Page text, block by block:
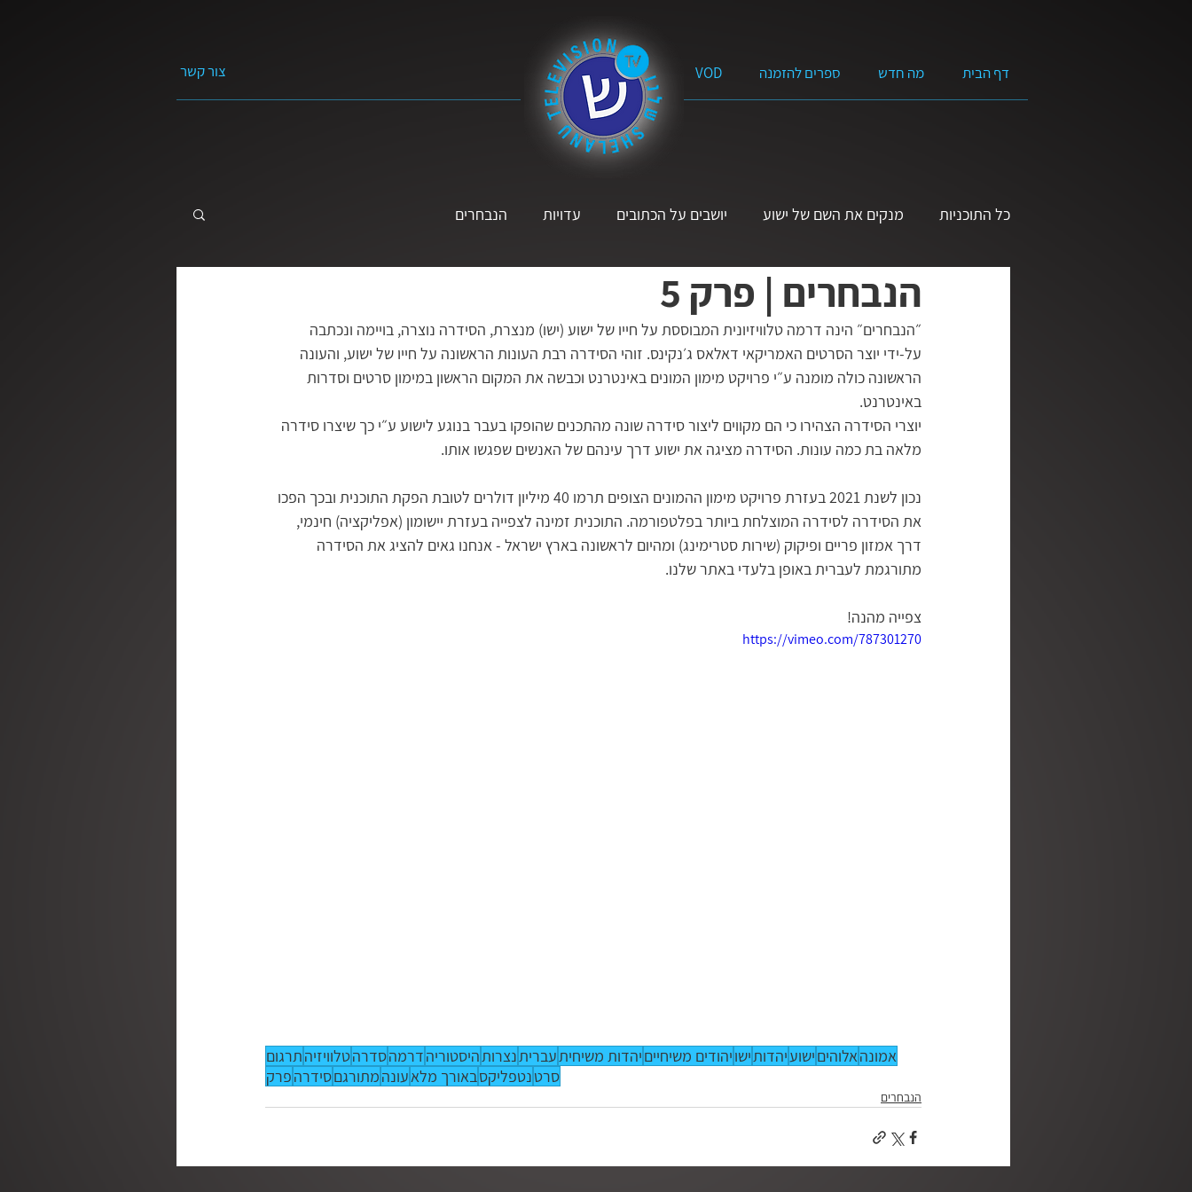
צור קשר דף הבית מה חדש ספרים להזמנה VOD
כל התוכניות מנקים את השם של ישוע יושבים על הכתובים עדויות הנבחרים
שמע ישראל | הרצאות בנושא התנ״ך פרשת השבוע
אמונה מעשית בגובה העיניים על הדרך ל׳ שאלות סרטים באורך מלא מים חיים | ראובן דורון
מלב אל לב מן האסלאם לאמונה בישוע מי הוא המשיח? מים חיים | עם ויקטוריה טרובק חגי ומועדי ישראל
ושכנתי בתוכך | סדנה לריפוי נפשי חוכמת רחוב ישוע היהודי | ד״ר גרשון נראל ליהנות מהחיים | ג׳ויס מאייר
רגע קטן של אמת | עם דליה דרעי משיח וגאולה בפרשות השבוע | רמי ד.
מדברים | שלנו פודקאסט מציאת האמת | עם עו״ד בטי ט.ג.
הנבחרים | פרק 5
״הנבחרים״ הינה דרמה טלוויזיונית המבוססת על חייו של ישוע (ישו) מנצרת, הסידרה נוצרה, בויימה ונכתבה
על-ידי יוצר הסרטים האמריקאי דאלאס ג׳נקינס. זוהי הסידרה רבת העונות הראשונה על חייו של ישוע, והעונה
הראשונה כולה מומנה ע״י פרויקט מימון המונים באינטרנט וכבשה את המקום הראשון במימון סרטים וסדרות
באינטרנט.
יוצרי הסידרה הצהירו כי הם מקווים ליצור סידרה שונה מהתכנים שהופקו בעבר בנוגע לישוע ע״י כך שיצרו סידרה
מלאה בת כמה עונות. הסידרה מציגה את ישוע דרך עינהם של האנשים שפגשו אותו.
נכון לשנת 2021 בעזרת פרויקט מימון ההמונים הצופים תרמו 40 מיליון דולרים לטובת הפקת התוכנית ובכך הפכו
את הסידרה לסידרה המוצלחת ביותר בפלטפורמה. התוכנית זמינה לצפייה בעזרת יישומון (אפליקציה) חינמי,
דרך אמזון פריים ופיקוק (שירות סטרימינג) ומהיום לראשונה בארץ ישראל - אנחנו גאים להציג את הסידרה
מתורגמת לעברית באופן בלעדי באתר שלנו.
צפייה מהנה!
https://vimeo.com/787301270
אמונהאלוהיםישועיהדותישויהודים משיחייםיהדות משיחיתעבריתנצרותהיסטוריהדרמהסדרהטלוויזיהתרגום
סרטנטפליקסבאורך מלאעונהמתורגםסידרהפרק
הנבחרים